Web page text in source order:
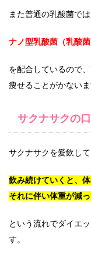
また普通の乳酸菌で
ナノ型乳酸菌（乳酸菌
を配合しているので
痩せることがかないま
サクナサクの口
サクナサクを愛飲して
飲み続けていくと、
それに伴い体重が減
という流れでダイエ
す。